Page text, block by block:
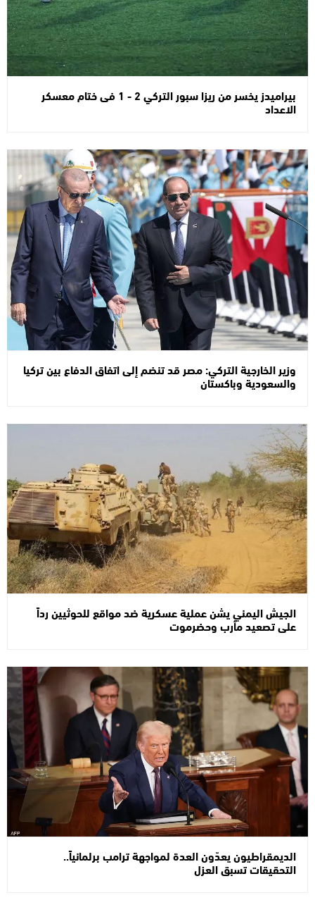
بيراميدز يخسر من ريزا سبور التركي 2 - 1 فى ختام معسكر
الاعداد
وزير الخارجية التركي: مصر قد تنضم إلى اتفاق الدفاع بين تركيا
والسعودية وباكستان
الجيش اليمني يشن عملية عسكرية ضد مواقع للحوثيين رداً
على تصعيد مأرب وحضرموت
الديمقراطيون يعدّون العدة لمواجهة ترامب برلمانياً..
التحقيقات تسبق العزل